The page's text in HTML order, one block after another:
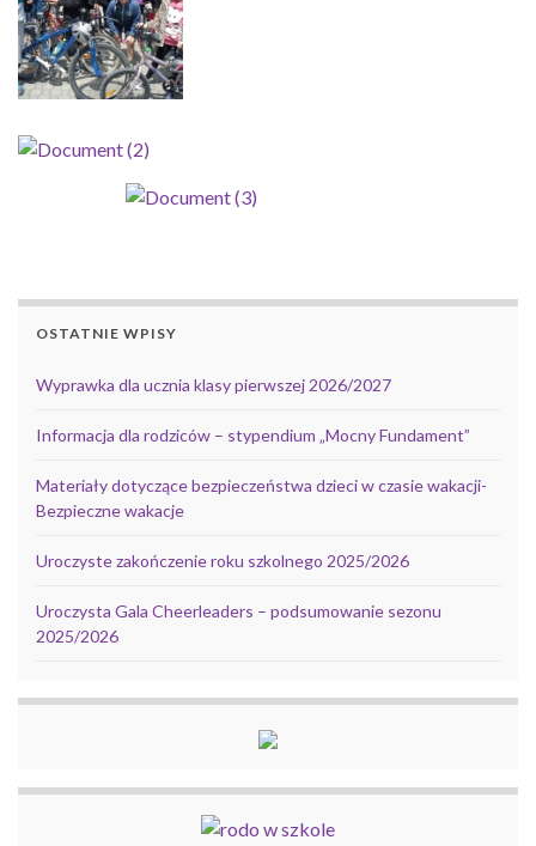
OSTATNIE WPISY
Wyprawka dla ucznia klasy pierwszej 2026/2027
Informacja dla rodziców – stypendium „Mocny Fundament”
Materiały dotyczące bezpieczeństwa dzieci w czasie wakacji-
Bezpieczne wakacje
Uroczyste zakończenie roku szkolnego 2025/2026
Uroczysta Gala Cheerleaders – podsumowanie sezonu
2025/2026